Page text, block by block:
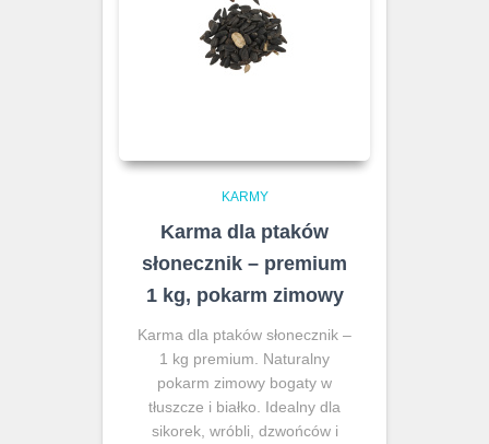
KARMY
Karma dla ptaków
słonecznik – premium
1 kg, pokarm zimowy
Karma dla ptaków słonecznik –
1 kg premium. Naturalny
pokarm zimowy bogaty w
tłuszcze i białko. Idealny dla
sikorek, wróbli, dzwońców i